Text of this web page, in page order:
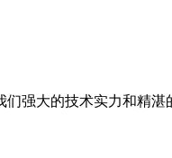
强大的技术实力和精